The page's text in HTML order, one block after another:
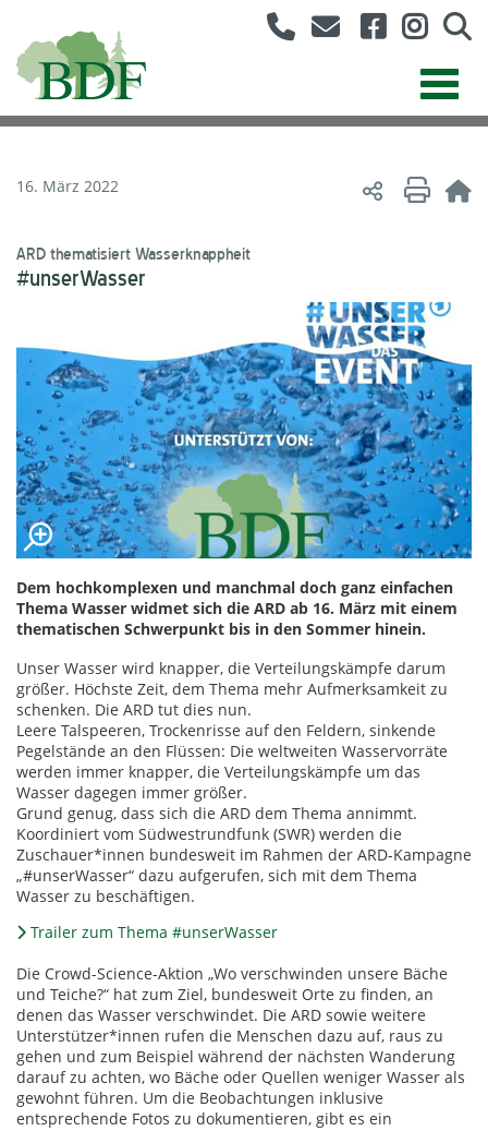
16. März 2022
ARD thematisiert Wasserknappheit
#unserWasser
Dem hochkomplexen und manchmal doch ganz einfachen
Thema Wasser widmet sich die ARD ab 16. März mit einem
thematischen Schwerpunkt bis in den Sommer hinein.
Unser Wasser wird knapper, die Verteilungskämpfe darum
größer. Höchste Zeit, dem Thema mehr Aufmerksamkeit zu
schenken. Die ARD tut dies nun.
Leere Talspeeren, Trockenrisse auf den Feldern, sinkende
Pegelstände an den Flüssen: Die weltweiten Wasservorräte
werden immer knapper, die Verteilungskämpfe um das
Wasser dagegen immer größer.
Grund genug, dass sich die ARD dem Thema annimmt.
Koordiniert vom Südwestrundfunk (SWR) werden die
Zuschauer*innen bundesweit im Rahmen der ARD-Kampagne
„#unserWasser“ dazu aufgerufen, sich mit dem Thema
Wasser zu beschäftigen.
Trailer zum Thema #unserWasser
Die Crowd-Science-Aktion „Wo verschwinden unsere Bäche
und Teiche?“ hat zum Ziel, bundesweit Orte zu finden, an
denen das Wasser verschwindet. Die ARD sowie weitere
Unterstützer*innen rufen die Menschen dazu auf, raus zu
gehen und zum Beispiel während der nächsten Wanderung
darauf zu achten, wo Bäche oder Quellen weniger Wasser als
gewohnt führen. Um die Beobachtungen inklusive
entsprechende Fotos zu dokumentieren, gibt es ein